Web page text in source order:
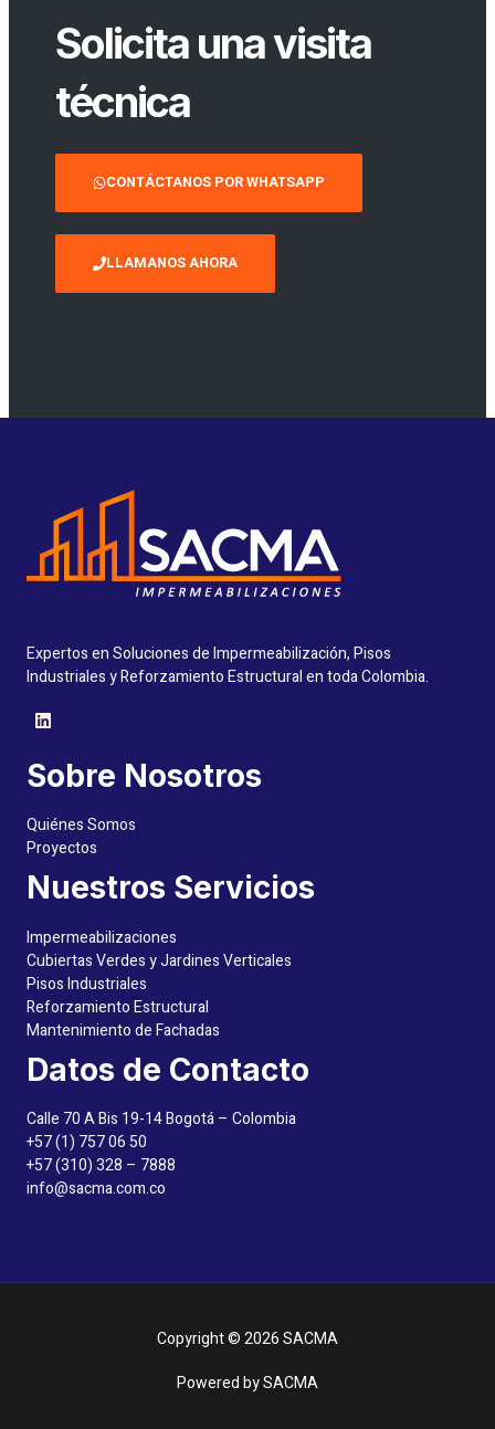
Solicita una visita
técnica
CONTÁCTANOS POR WHATSAPP
LLAMANOS AHORA
Expertos en Soluciones de Impermeabilización, Pisos
Industriales y Reforzamiento Estructural en toda Colombia.
Sobre Nosotros
Quiénes Somos
Proyectos
Nuestros Servicios
Impermeabilizaciones
Cubiertas Verdes y Jardines Verticales
Pisos Industriales
Reforzamiento Estructural
Mantenimiento de Fachadas
Datos de Contacto
Calle 70 A Bis 19-14 Bogotá – Colombia
+57 (1) 757 06 50
+57 (310) 328 – 7888
info@sacma.com.co
Copyright © 2026 SACMA
Powered by SACMA